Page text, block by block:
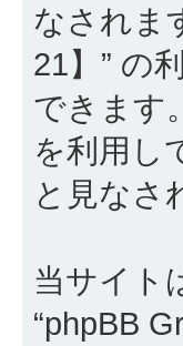
なされま
21】” の
できます
を利用し
と見なさ
当サイト
“phpBB